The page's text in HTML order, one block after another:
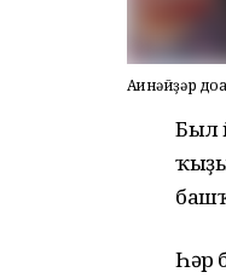
Ағинәйҙәр
Был
Һәр